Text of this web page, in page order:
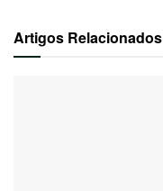
Artigos Relacionados